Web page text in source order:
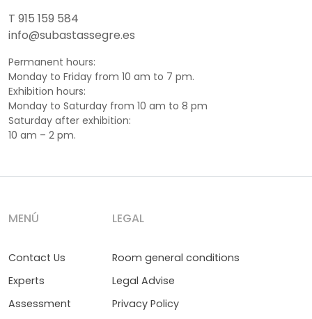
T 915 159 584
info@subastassegre.es
Permanent hours:
Monday to Friday from 10 am to 7 pm.
Exhibition hours:
Monday to Saturday from 10 am to 8 pm
Saturday after exhibition:
10 am – 2 pm.
MENÚ
Contact Us
Experts
Assessment
LEGAL
Room general conditions
Legal Advise
Privacy Policy